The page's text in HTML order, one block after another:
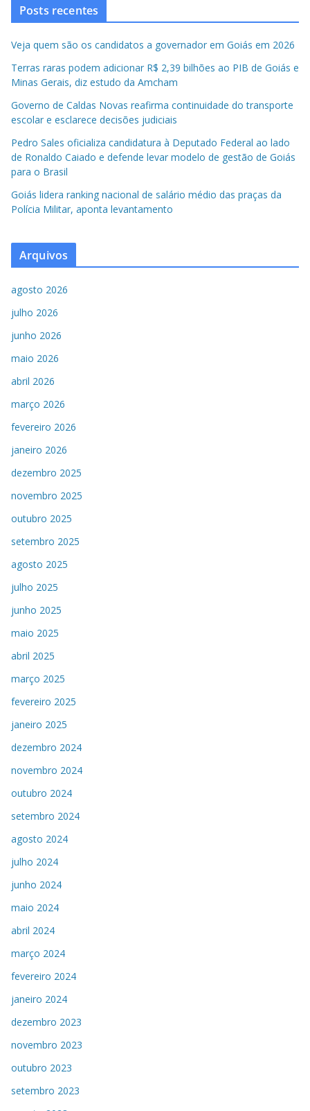
Posts recentes
Veja quem são os candidatos a governador em Goiás em 2026
Terras raras podem adicionar R$ 2,39 bilhões ao PIB de Goiás e
Minas Gerais, diz estudo da Amcham
Governo de Caldas Novas reafirma continuidade do transporte
escolar e esclarece decisões judiciais
Pedro Sales oficializa candidatura à Deputado Federal ao lado
de Ronaldo Caiado e defende levar modelo de gestão de Goiás
para o Brasil
Goiás lidera ranking nacional de salário médio das praças da
Polícia Militar, aponta levantamento
Arquivos
agosto 2026
julho 2026
junho 2026
maio 2026
abril 2026
março 2026
fevereiro 2026
janeiro 2026
dezembro 2025
novembro 2025
outubro 2025
setembro 2025
agosto 2025
julho 2025
junho 2025
maio 2025
abril 2025
março 2025
fevereiro 2025
janeiro 2025
dezembro 2024
novembro 2024
outubro 2024
setembro 2024
agosto 2024
julho 2024
junho 2024
maio 2024
abril 2024
março 2024
fevereiro 2024
janeiro 2024
dezembro 2023
novembro 2023
outubro 2023
setembro 2023